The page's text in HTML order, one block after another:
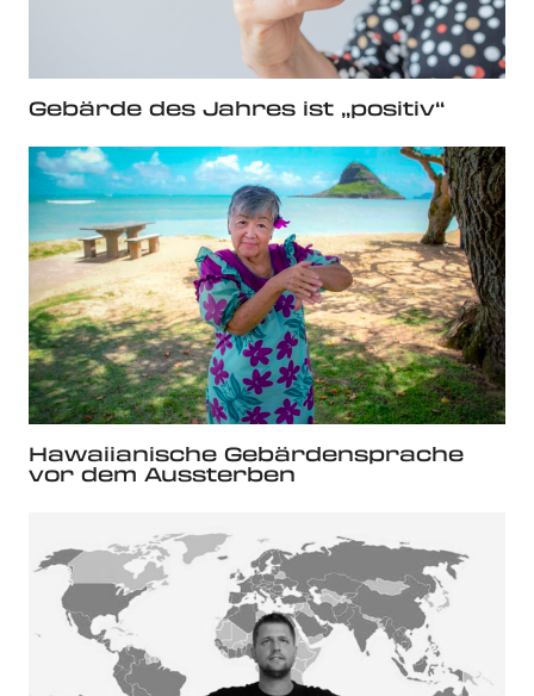
Gebärde des Jahres ist „positiv“
Hawaiianische Gebärdensprache
vor dem Aussterben